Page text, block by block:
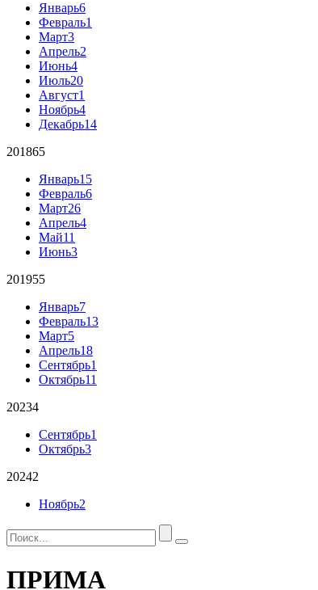
Январь6
Февраль1
Март3
Апрель2
Июнь4
Июль20
Август1
Ноябрь4
Декабрь14
201865
Январь15
Февраль6
Март26
Апрель4
Май11
Июнь3
201955
Январь7
Февраль13
Март5
Апрель18
Сентябрь1
Октябрь11
20234
Сентябрь1
Октябрь3
20242
Ноябрь2
ПРИМА